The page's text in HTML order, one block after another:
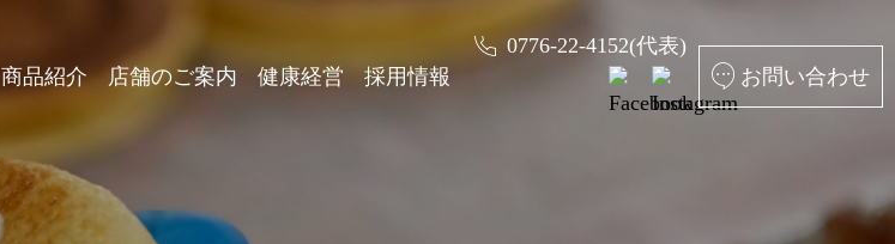
商品紹介 店舗のご案内 健康経営 採用情報
0776-22-4152(代表)
お問い合わせ